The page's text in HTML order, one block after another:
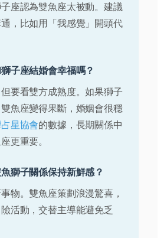
座認為雙魚座太被動。建議
，比如用「我感覺」開頭代
子座結婚會幸福嗎？
要看雙方成熟度。如果獅子
魚座變得果斷，婚姻會很穩
星協會的數據，長期關係中
更重要。
獅子關係保持新鮮感？
物。雙魚座策劃浪漫驚喜，
活動，交替主導能避免乏